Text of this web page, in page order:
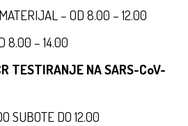
– OD 8.00 – 12.00
8.00 – 14.00
TESTIRANJE NA SARS-CoV-
SUBOTE DO 12.00